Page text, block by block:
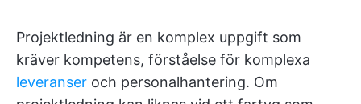
Projektledning är en komplex uppgift som
kräver kompetens, förståelse för komplexa
leveranser och personalhantering. Om